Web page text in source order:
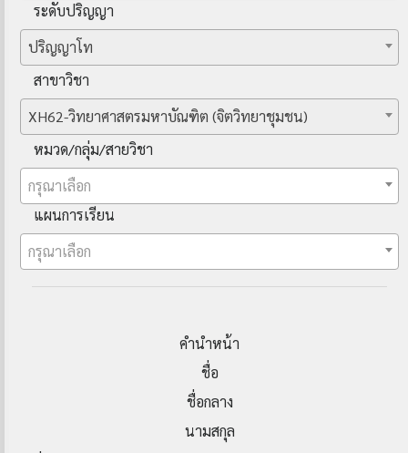
ระดับปริญญา
ปริญญาโท
สาขาวิชา
XH62-วิทยาศาสตรมหาบัณฑิต (จิตวิทยาชุมชน)
หมวด/กลุ่ม/สายวิชา
กรุณาเลือก
แผนการเรียน
กรุณาเลือก
คำนำหน้า
ชื่อ
ชื่อกลาง
นามสกุล